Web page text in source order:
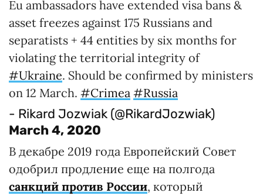
Eu ambassadors have extended visa bans &
asset freezes against 175 Russians and
separatists + 44 entities by six months for
violating the territorial integrity of
#Ukraine. Should be confirmed by ministers
on 12 March. #Crimea #Russia
- Rikard Jozwiak (@RikardJozwiak)
March 4, 2020
В декабре 2019 года Европейский Совет
одобрил продление еще на полгода
санкций против России, который